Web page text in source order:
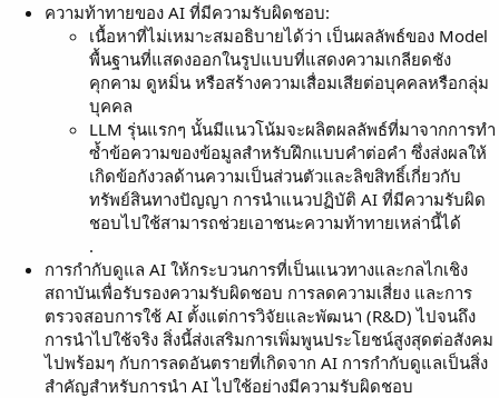
ความท้าทายของ AI ที่มีความรับผิดชอบ:
เนื้อหาที่ไม่เหมาะสมอธิบายได้ว่า เป็นผลลัพธ์ของ Model
พื้นฐานที่แสดงออกในรูปแบบที่แสดงความเกลียดชัง
คุกคาม ดูหมิ่น หรือสร้างความเสื่อมเสียต่อบุคคลหรือกลุ่ม
บุคคล
LLM รุ่นแรกๆ นั้นมีแนวโน้มจะผลิตผลลัพธ์ที่มาจากการทำ
ซ้ำข้อความของข้อมูลสำหรับฝึกแบบคำต่อคำ ซึ่งส่งผลให้
เกิดข้อกังวลด้านความเป็นส่วนตัวและลิขสิทธิ์เกี่ยวกับ
ทรัพย์สินทางปัญญา การนำแนวปฏิบัติ AI ที่มีความรับผิด
ชอบไปใช้สามารถช่วยเอาชนะความท้าทายเหล่านี้ได้
.
การกำกับดูแล AI ให้กระบวนการที่เป็นแนวทางและกลไกเชิง
สถาบันเพื่อรับรองความรับผิดชอบ การลดความเสี่ยง และการ
ตรวจสอบการใช้ AI ตั้งแต่การวิจัยและพัฒนา (R&D) ไปจนถึง
การนำไปใช้จริง สิ่งนี้ส่งเสริมการเพิ่มพูนประโยชน์สูงสุดต่อสังคม
ไปพร้อมๆ กับการลดอันตรายที่เกิดจาก AI การกำกับดูแลเป็นสิ่ง
สำคัญสำหรับการนำ AI ไปใช้อย่างมีความรับผิดชอบ